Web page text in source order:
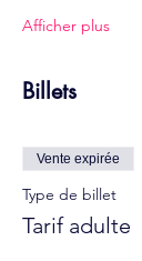
Afficher plus
Billets
Vente expirée
Type de billet
Tarif adulte